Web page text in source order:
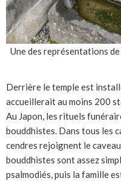
Une des représentations
Derrière le temple est
accueillerait au moins 200
Au Japon, les rituels
bouddhistes. Dans tous les
cendres rejoignent le
bouddhistes sont assez
psalmodiés, puis la famille